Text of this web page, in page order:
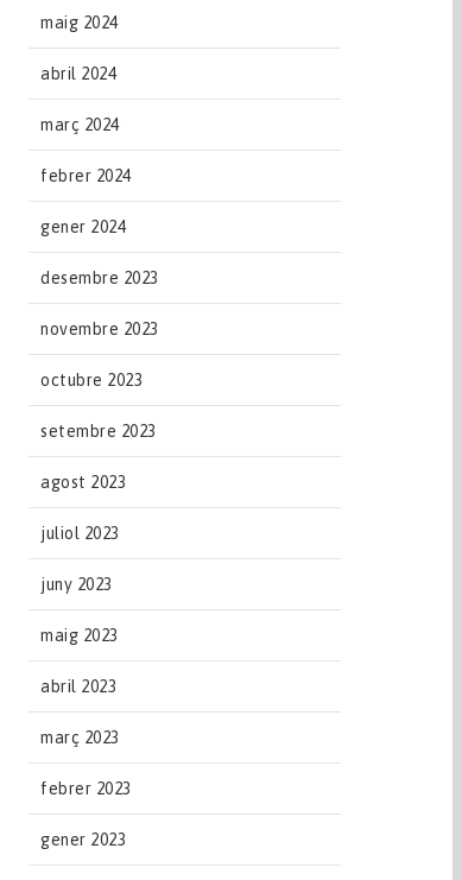
maig 2024
abril 2024
març 2024
febrer 2024
gener 2024
desembre 2023
novembre 2023
octubre 2023
setembre 2023
agost 2023
juliol 2023
juny 2023
maig 2023
abril 2023
març 2023
febrer 2023
gener 2023